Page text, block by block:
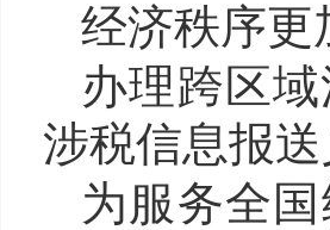
经济秩序更
办理跨区
涉税信息报
为服务全